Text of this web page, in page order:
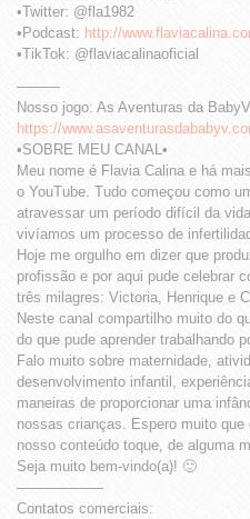
•Twitter: @fla1982
•Podcast: http://
•TikTok: @flaviacalinaoficial
———
Nosso jogo: As Aventuras da BabyV
https://
•SOBRE MEU CANAL•
Meu nome é Flavia Calina e há
o YouTube. Tudo começou como
atravessar um período difícil da
vivíamos um processo de
Hoje me orgulho em dizer que
profissão e por aqui pude celebrar
três milagres: Victoria, Henrique e
Neste canal compartilho muito do
do que pude aprender trabalhando
Falo muito sobre maternidade,
desenvolvimento infantil,
maneiras de proporcionar uma
nossas crianças. Espero muito
nosso conteúdo toque, de alguma
Seja muito bem-vindo(a)! 🙂
——————
Contatos comerciais: